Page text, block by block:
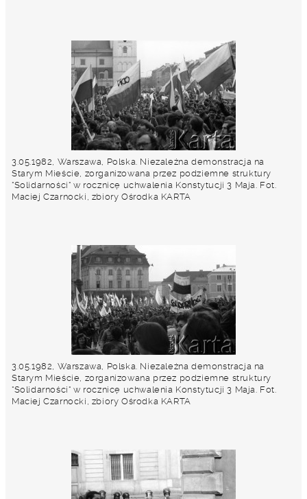
3.05.1982, Warszawa, Polska. Niezależna demonstracja na
Starym Mieście, zorganizowana przez podziemne struktury
"Solidarności" w rocznicę uchwalenia Konstytucji 3 Maja. Fot.
Maciej Czarnocki, zbiory Ośrodka KARTA
3.05.1982, Warszawa, Polska. Niezależna demonstracja na
Starym Mieście, zorganizowana przez podziemne struktury
"Solidarności" w rocznicę uchwalenia Konstytucji 3 Maja. Fot.
Maciej Czarnocki, zbiory Ośrodka KARTA